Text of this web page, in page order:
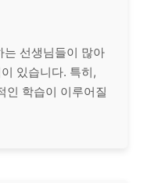
는 선생님들이 많아
있습니다. 특히,
인 학습이 이루어질